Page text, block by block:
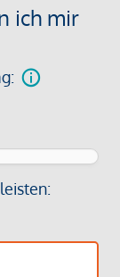
ich mir